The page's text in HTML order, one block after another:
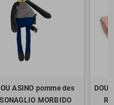
ASINO pomme des
MORBIDO